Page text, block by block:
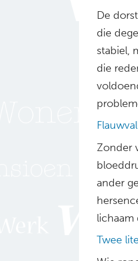
De
die
stabiel,
die
Zonder
ander
Twee